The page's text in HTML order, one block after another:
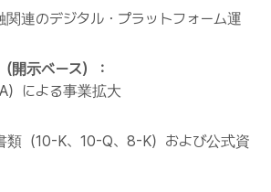
連のデジタル・プラットフォーム運
開示ベース）：
）による事業拡大
類（10-K、10-Q、8-K）および公式資